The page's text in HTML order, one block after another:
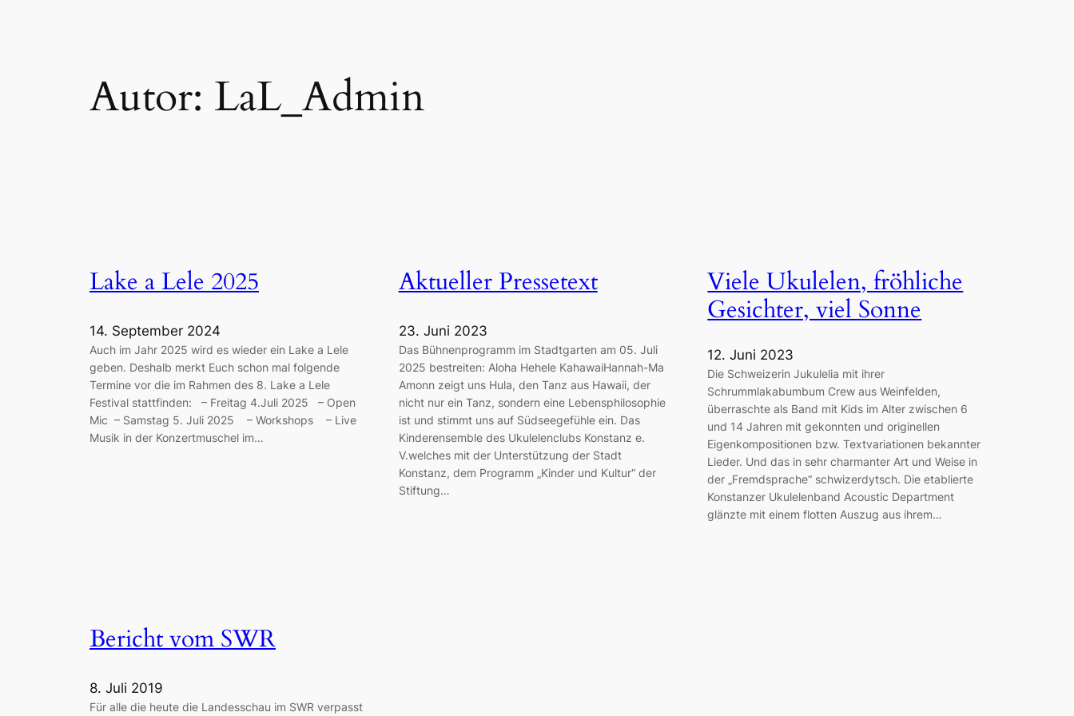
Autor: LaL_Admin
Lake a Lele 2025
14. September 2024
Auch im Jahr 2025 wird es wieder ein Lake a Lele
geben. Deshalb merkt Euch schon mal folgende
Termine vor die im Rahmen des 8. Lake a Lele
Festival stattfinden: – Freitag 4.Juli 2025 – Open
Mic – Samstag 5. Juli 2025 – Workshops – Live
Musik in der Konzertmuschel im…
Aktueller Pressetext
23. Juni 2023
Das Bühnenprogramm im Stadtgarten am 05. Juli
2025 bestreiten: Aloha Hehele KahawaiHannah-Ma
Amonn zeigt uns Hula, den Tanz aus Hawaii, der
nicht nur ein Tanz, sondern eine Lebensphilosophie
ist und stimmt uns auf Südseegefühle ein. Das
Kinderensemble des Ukulelenclubs Konstanz e.
V.welches mit der Unterstützung der Stadt
Konstanz, dem Programm „Kinder und Kultur“ der
Stiftung…
Viele Ukulelen, fröhliche
Gesichter, viel Sonne
12. Juni 2023
Die Schweizerin Jukulelia mit ihrer
Schrummlakabumbum Crew aus Weinfelden,
überraschte als Band mit Kids im Alter zwischen 6
und 14 Jahren mit gekonnten und originellen
Eigenkompositionen bzw. Textvariationen bekannter
Lieder. Und das in sehr charmanter Art und Weise in
der „Fremdsprache“ schwizerdytsch. Die etablierte
Konstanzer Ukulelenband Acoustic Department
glänzte mit einem flotten Auszug aus ihrem…
Bericht vom SWR
8. Juli 2019
Für alle die heute die Landesschau im SWR verpasst